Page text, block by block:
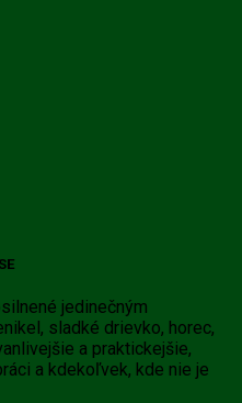
jedinečným
sladké drievko, horec,
a praktickejšie,
a kdekoľvek, kde nie je